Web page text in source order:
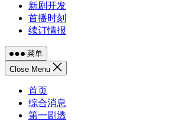
新剧开发
首播时刻
续订情报
菜单
Close Menu
首页
综合消息
第一剧透